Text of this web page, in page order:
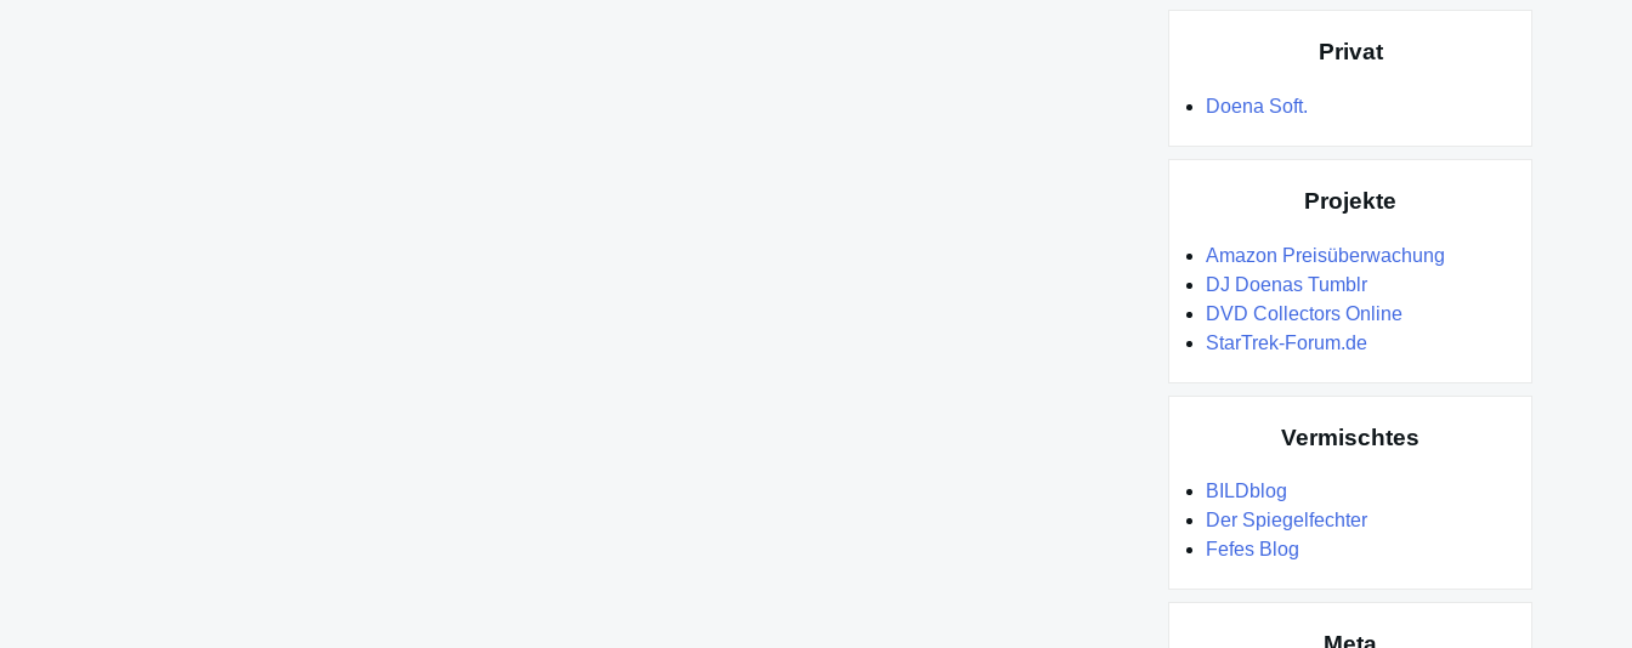
Privat
Doena Soft.
Projekte
Amazon Preisüberwachung
DJ Doenas Tumblr
DVD Collectors Online
StarTrek-Forum.de
Vermischtes
BILDblog
Der Spiegelfechter
Fefes Blog